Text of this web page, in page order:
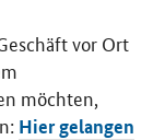
vor Ort
möchten,
Hier gelangen